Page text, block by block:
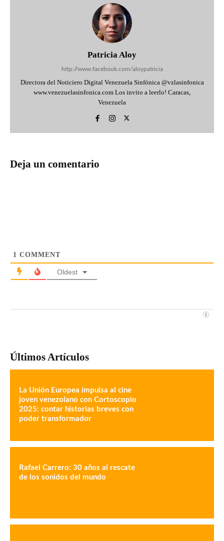
Patricia Aloy
http://www.facebook.com/aloypatricia
Directora del Noticiero Digital Venezuela Sinfónica @vzlasinfonica
www.venezuelasinfonica.com Los invito a leerlo! Caracas,
Venezuela
Deja un comentario
1 COMMENT
Oldest
Últimos Artículos
La Unión Europea impulsa al cine
joven venezolano con Cortoscopio
2025: contar historias breves con
poder transformador
Rafael Carrero: 30 años al rescate
de los sonidos del mundo